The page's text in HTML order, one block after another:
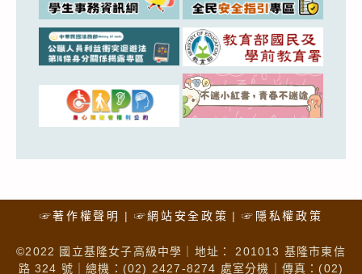
☞著作權聲明 ☞網站安全政策 ☞隱私權政策
©2022 國立基隆女子高級中學｜地址： 201013 基隆市東信
路 324 號｜總機：(02) 2427-8274 處室分機｜傳真：(02)